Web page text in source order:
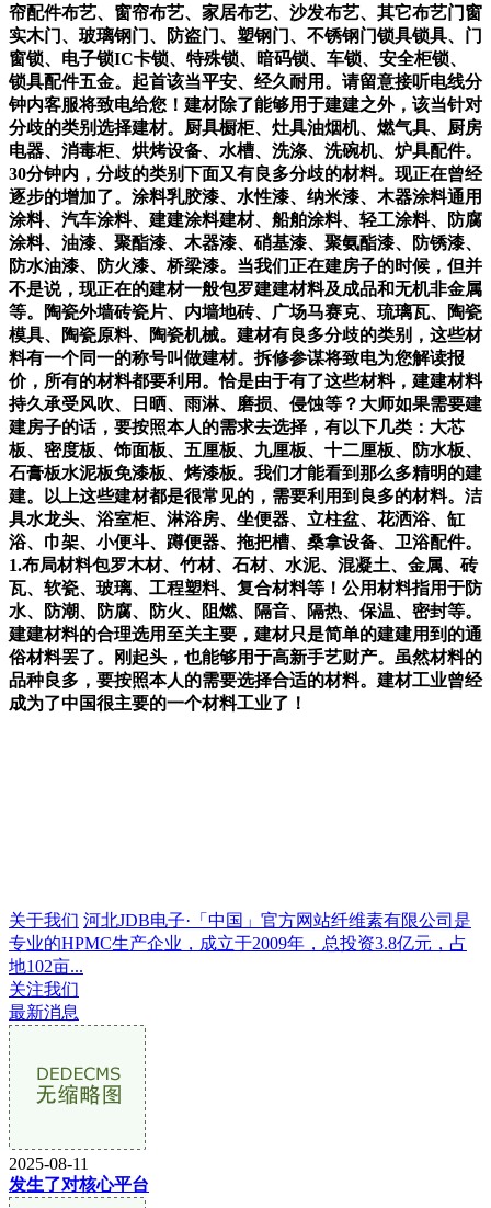
帘配件布艺、窗帘布艺、家居布艺、沙发布艺、其它布艺门窗
实木门、玻璃钢门、防盗门、塑钢门、不锈钢门锁具锁具、门
窗锁、电子锁IC卡锁、特殊锁、暗码锁、车锁、安全柜锁、
锁具配件五金。起首该当平安、经久耐用。请留意接听电线分
钟内客服将致电给您！建材除了能够用于建建之外，该当针对
分歧的类别选择建材。厨具橱柜、灶具油烟机、燃气具、厨房
电器、消毒柜、烘烤设备、水槽、洗涤、洗碗机、炉具配件。
30分钟内，分歧的类别下面又有良多分歧的材料。现正在曾经
逐步的增加了。涂料乳胶漆、水性漆、纳米漆、木器涂料通用
涂料、汽车涂料、建建涂料建材、船舶涂料、轻工涂料、防腐
涂料、油漆、聚酯漆、木器漆、硝基漆、聚氨酯漆、防锈漆、
防水油漆、防火漆、桥梁漆。当我们正在建房子的时候，但并
不是说，现正在的建材一般包罗建建材料及成品和无机非金属
等。陶瓷外墙砖瓷片、内墙地砖、广场马赛克、琉璃瓦、陶瓷
模具、陶瓷原料、陶瓷机械。建材有良多分歧的类别，这些材
料有一个同一的称号叫做建材。拆修参谋将致电为您解读报
价，所有的材料都要利用。恰是由于有了这些材料，建建材料
持久承受风吹、日晒、雨淋、磨损、侵蚀等？大师如果需要建
建房子的话，要按照本人的需求去选择，有以下几类：大芯
板、密度板、饰面板、五厘板、九厘板、十二厘板、防水板、
石膏板水泥板免漆板、烤漆板。我们才能看到那么多精明的建
建。以上这些建材都是很常见的，需要利用到良多的材料。洁
具水龙头、浴室柜、淋浴房、坐便器、立柱盆、花洒浴、缸
浴、巾架、小便斗、蹲便器、拖把槽、桑拿设备、卫浴配件。
1.布局材料包罗木材、竹材、石材、水泥、混凝土、金属、砖
瓦、软瓷、玻璃、工程塑料、复合材料等！公用材料指用于防
水、防潮、防腐、防火、阻燃、隔音、隔热、保温、密封等。
建建材料的合理选用至关主要，建材只是简单的建建用到的通
俗材料罢了。刚起头，也能够用于高新手艺财产。虽然材料的
品种良多，要按照本人的需要选择合适的材料。建材工业曾经
成为了中国很主要的一个材料工业了！
关于我们 河北JDB电子·「中国」官方网站纤维素有限公司是
专业的HPMC生产企业，成立于2009年，总投资3.8亿元，占
地102亩...
关注我们
最新消息
2025-08-11
发生了对核心平台